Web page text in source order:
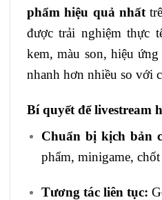
phẩm hiệu quả nhất
được trải nghiệm thực
kem, màu son, hiệu
nhanh hơn nhiều so với
Bí quyết để livestream
Chuẩn bị kịch bản
phẩm, minigame, chốt
Tương tác liên tục: